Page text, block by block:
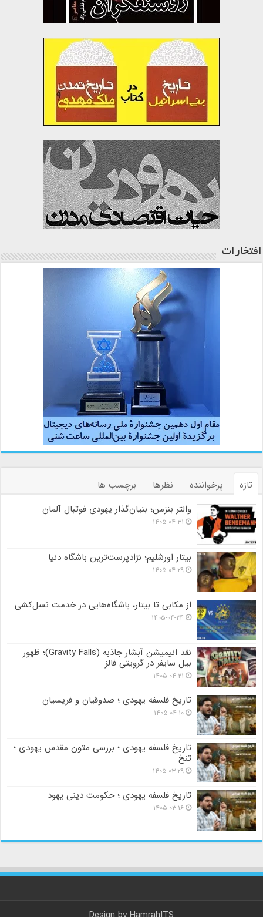
افتخارات
تازه پرخواننده نظرها
برچسب ها
والتر بنزمن؛ بنیان‌گذار یهودی فوتبال آلمان
۱۴۰۵-۰۴-۳۱
بیتار اورشلیم؛ نژادپرست‌ترین باشگاه دنیا
۱۴۰۵-۰۴-۲۹
از مکابی تا بیتار، باشگاه‌هایی در خدمت نسل‌کشی
۱۴۰۵-۰۴-۲۴
نقد انیمیشن آبشار جاذبه (Gravity Falls)؛ ظهور
بیل سایفر در گرویتی فالز
۱۴۰۵-۰۴-۲۱
تاریخ فلسفه یهودی ؛ صدوقیان و فریسیان
۱۴۰۵-۰۴-۱۰
تاریخ فلسفه یهودی ؛ بررسی متون مقدس یهودی ؛
تنخ
۱۴۰۵-۰۳-۲۹
تاریخ فلسفه یهودی ؛ حکومت دینی یهود
۱۴۰۵-۰۳-۱۶